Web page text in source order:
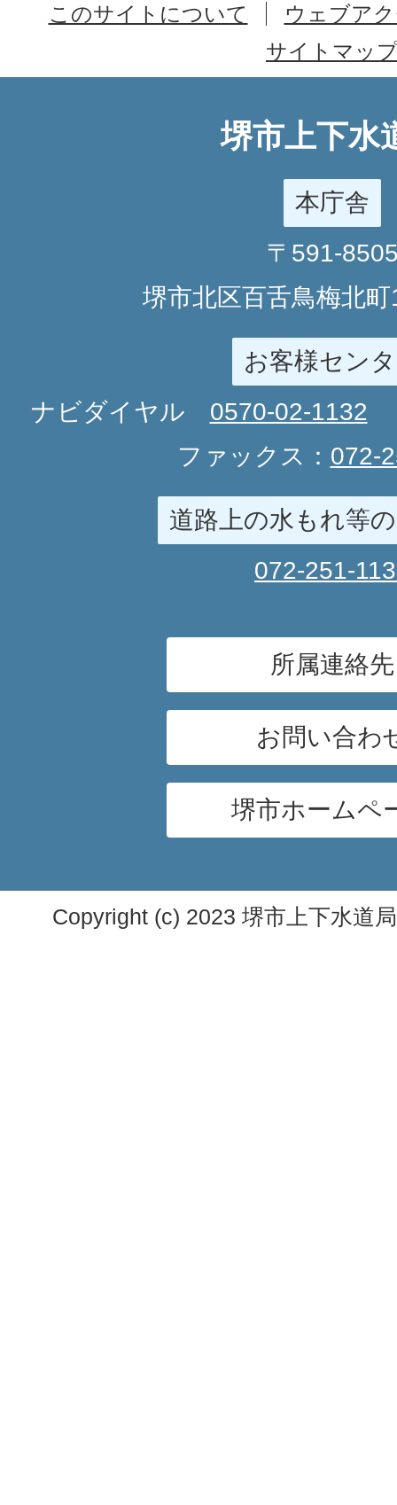
このサイトについて
ウェブア
サイトマッ
堺市上下水
本庁舎
〒591-
堺市北区百舌鳥梅北
お客様セン
ナビダイヤル 0570-02-1132
ファックス： 072-
道路上の水もれ等
072-251-
所属連絡先
お問い合わ
堺市ホームペ
Copyright (c) 2023 堺市上下水道